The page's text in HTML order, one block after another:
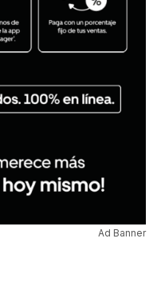
Ad Banner